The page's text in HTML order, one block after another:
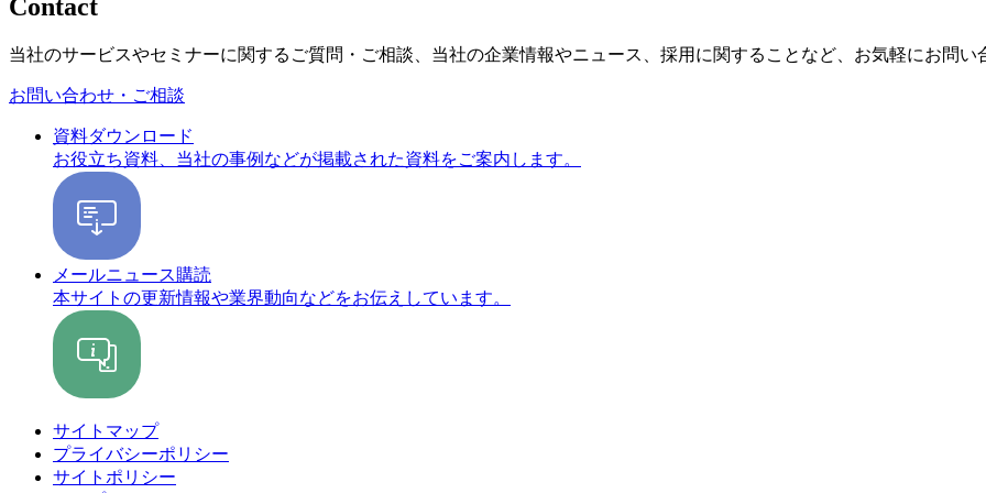
Contact
当社のサービスやセミナーに関するご質問・ご相談、当社の企業情報やニュース、採用に関することなど、お気軽にお問い
お問い合わせ・ご相談
資料ダウンロード
お役立ち資料、当社の事例などが掲載された資料をご案内します。
メールニュース購読
本サイトの更新情報や業界動向などをお伝えしています。
サイトマップ
プライバシーポリシー
サイトポリシー